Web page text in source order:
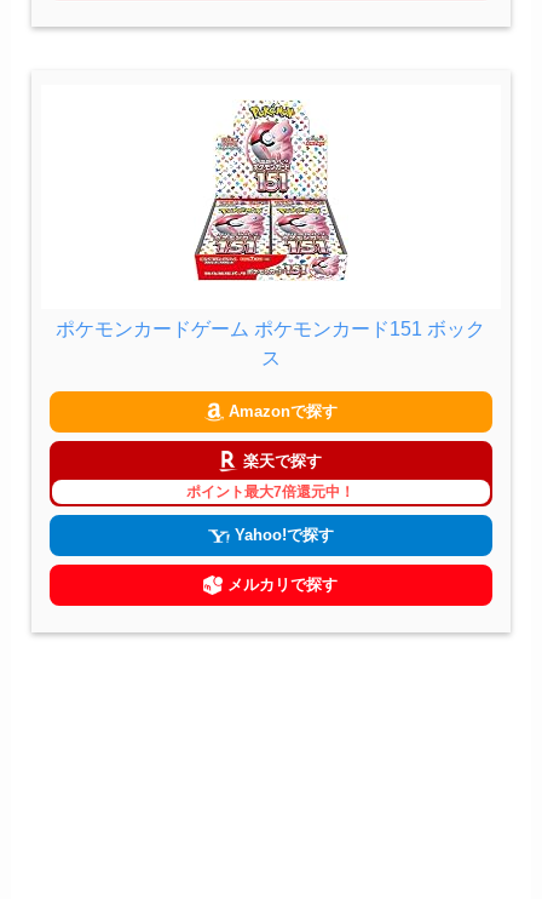
ポケモンカードゲーム ポケモンカード151 ボック
ス
Amazonで探す
楽天で探す
ポイント最大7倍還元中！
Yahoo!で探す
メルカリで探す